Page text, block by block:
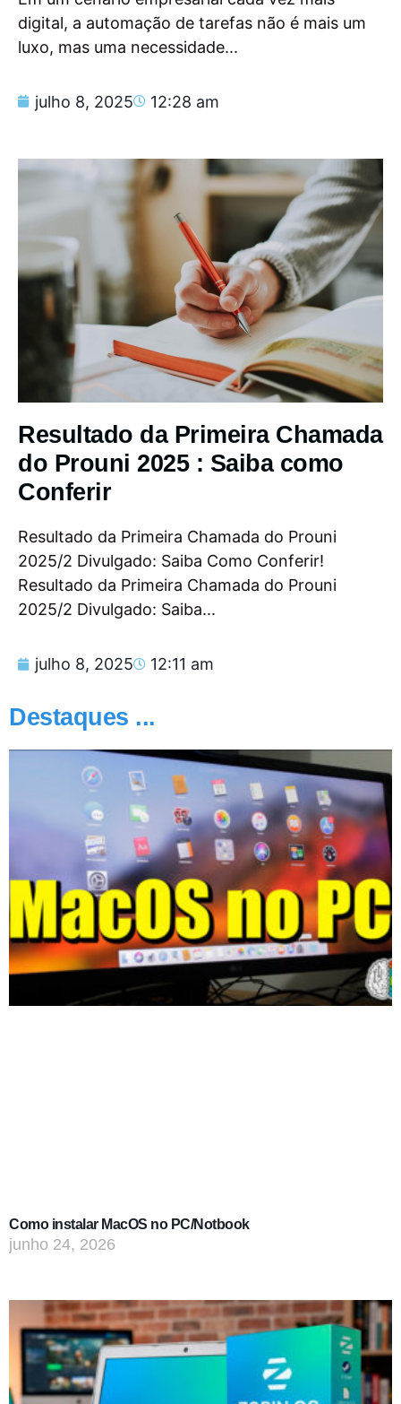
digital, a automação de tarefas não é mais um
luxo, mas uma necessidade...
julho 8, 2025 12:28 am
Resultado da Primeira Chamada
do Prouni 2025 : Saiba como
Conferir
Resultado da Primeira Chamada do Prouni
2025/2 Divulgado: Saiba Como Conferir!
Resultado da Primeira Chamada do Prouni
2025/2 Divulgado: Saiba...
julho 8, 2025 12:11 am
Destaques ...
Como instalar MacOS no PC/Notbook
junho 24, 2026